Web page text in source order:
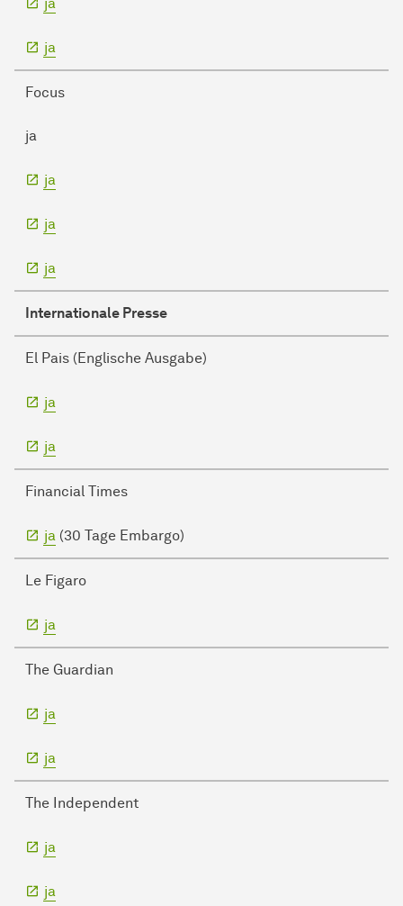
ja
Focus
ja
ja
ja
ja
Internationale Presse
El Pais (Englische Ausgabe)
ja
ja
Financial Times
ja (30 Tage Embargo)
Le Figaro
ja
The Guardian
ja
ja
The Independent
ja
ja